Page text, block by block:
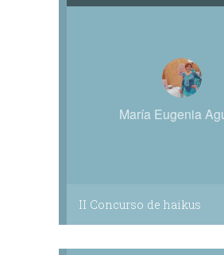
María Eugenia
II Concurso de haikus